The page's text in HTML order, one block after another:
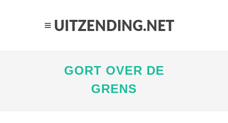
GORT OVER DE
GRENS